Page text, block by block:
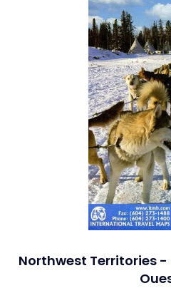
Northwest Territories